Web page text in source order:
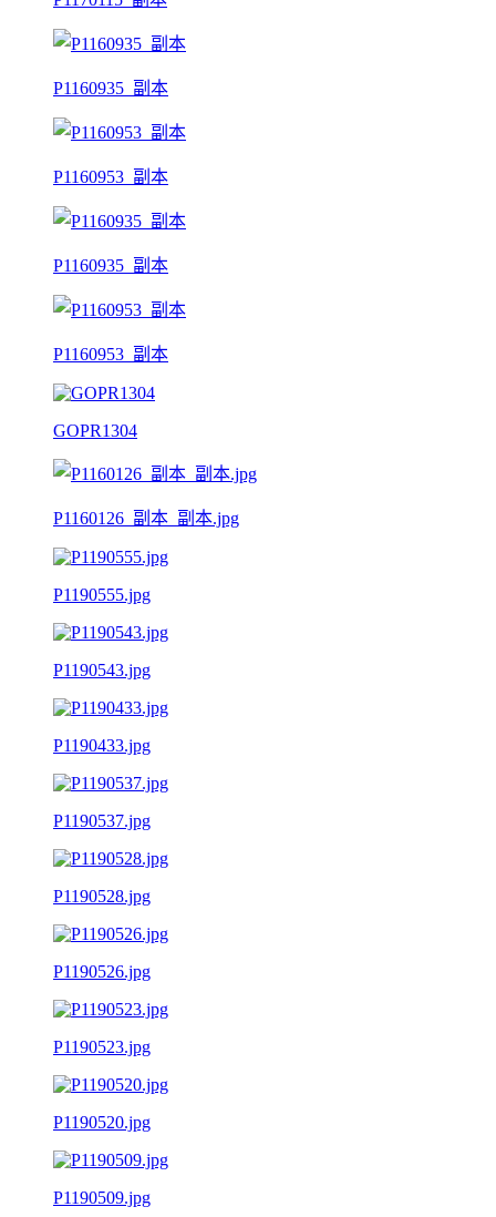
P1160935_副本
P1160953_副本
P1160935_副本
P1160953_副本
GOPR1304
P1160126_副本_副本.jpg
P1190555.jpg
P1190543.jpg
P1190433.jpg
P1190537.jpg
P1190528.jpg
P1190526.jpg
P1190523.jpg
P1190520.jpg
P1190509.jpg